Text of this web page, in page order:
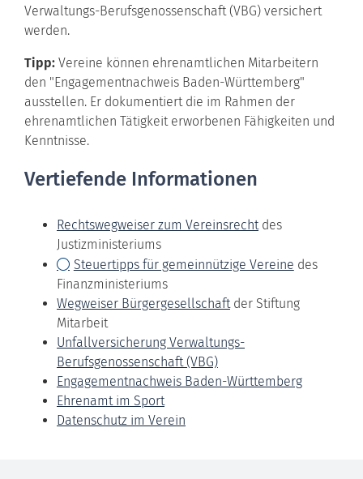
Verwaltungs-Berufsgenossenschaft (VBG) versichert
werden.
Tipp: Vereine können ehrenamtlichen Mitarbeitern
den "Engagementnachweis Baden-Württemberg"
ausstellen. Er dokumentiert die im Rahmen der
ehrenamtlichen Tätigkeit erworbenen Fähigkeiten und
Kenntnisse.
Vertiefende Informationen
Rechtswegweiser zum Vereinsrechtdes
Justizministeriums
Steuertipps für gemeinnützige Vereine des
Finanzministeriums
Wegweiser Bürgergesellschaftder Stiftung
Mitarbeit
Unfallversicherung Verwaltungs-
Berufsgenossenschaft (VBG)
Engagementnachweis Baden-Württemberg
Ehrenamt im Sport
Datenschutz im Verein